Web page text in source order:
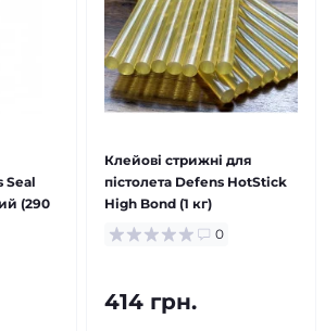
Seal
(290
Клейові стрижні для
пістолета Defens HotStick
High Bond (1 кг)
0
414 грн.